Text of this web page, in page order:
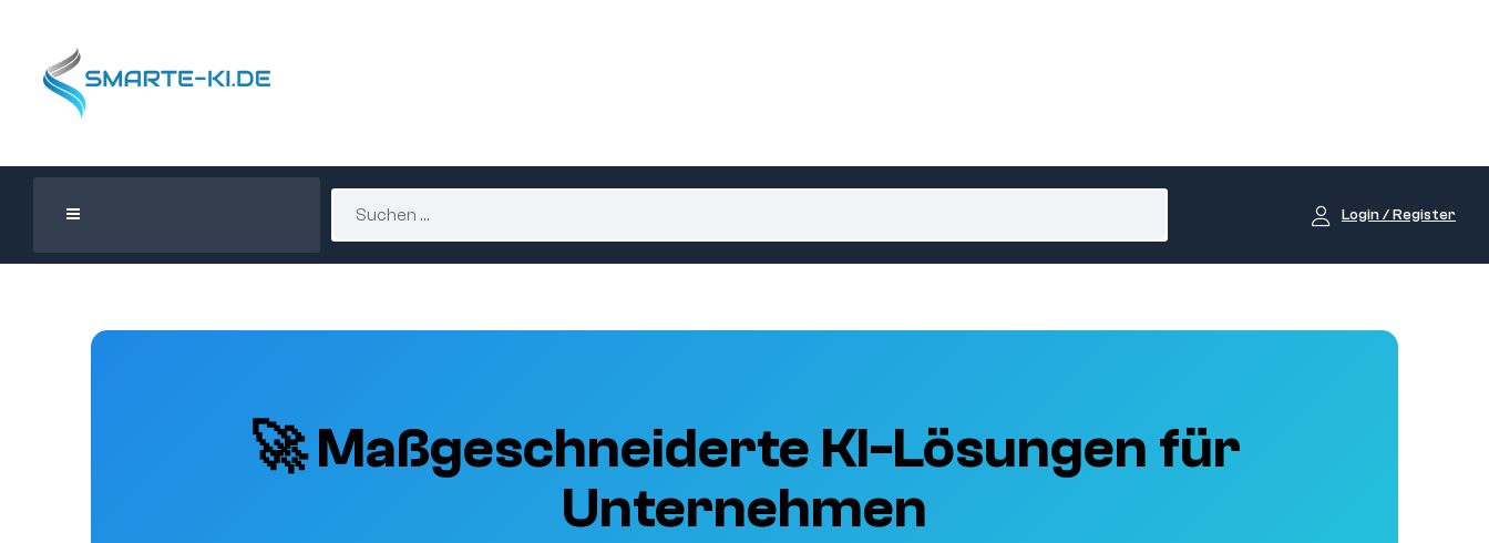
Login / Register
🚀 Maßgeschneiderte KI-Lösungen für
Unternehmen